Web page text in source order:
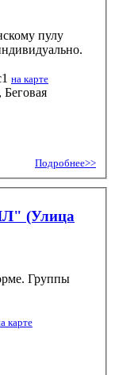
пулу
на карте
Подробнее>>
(Улица
Группы
карте